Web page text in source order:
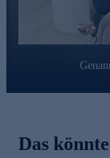
Das